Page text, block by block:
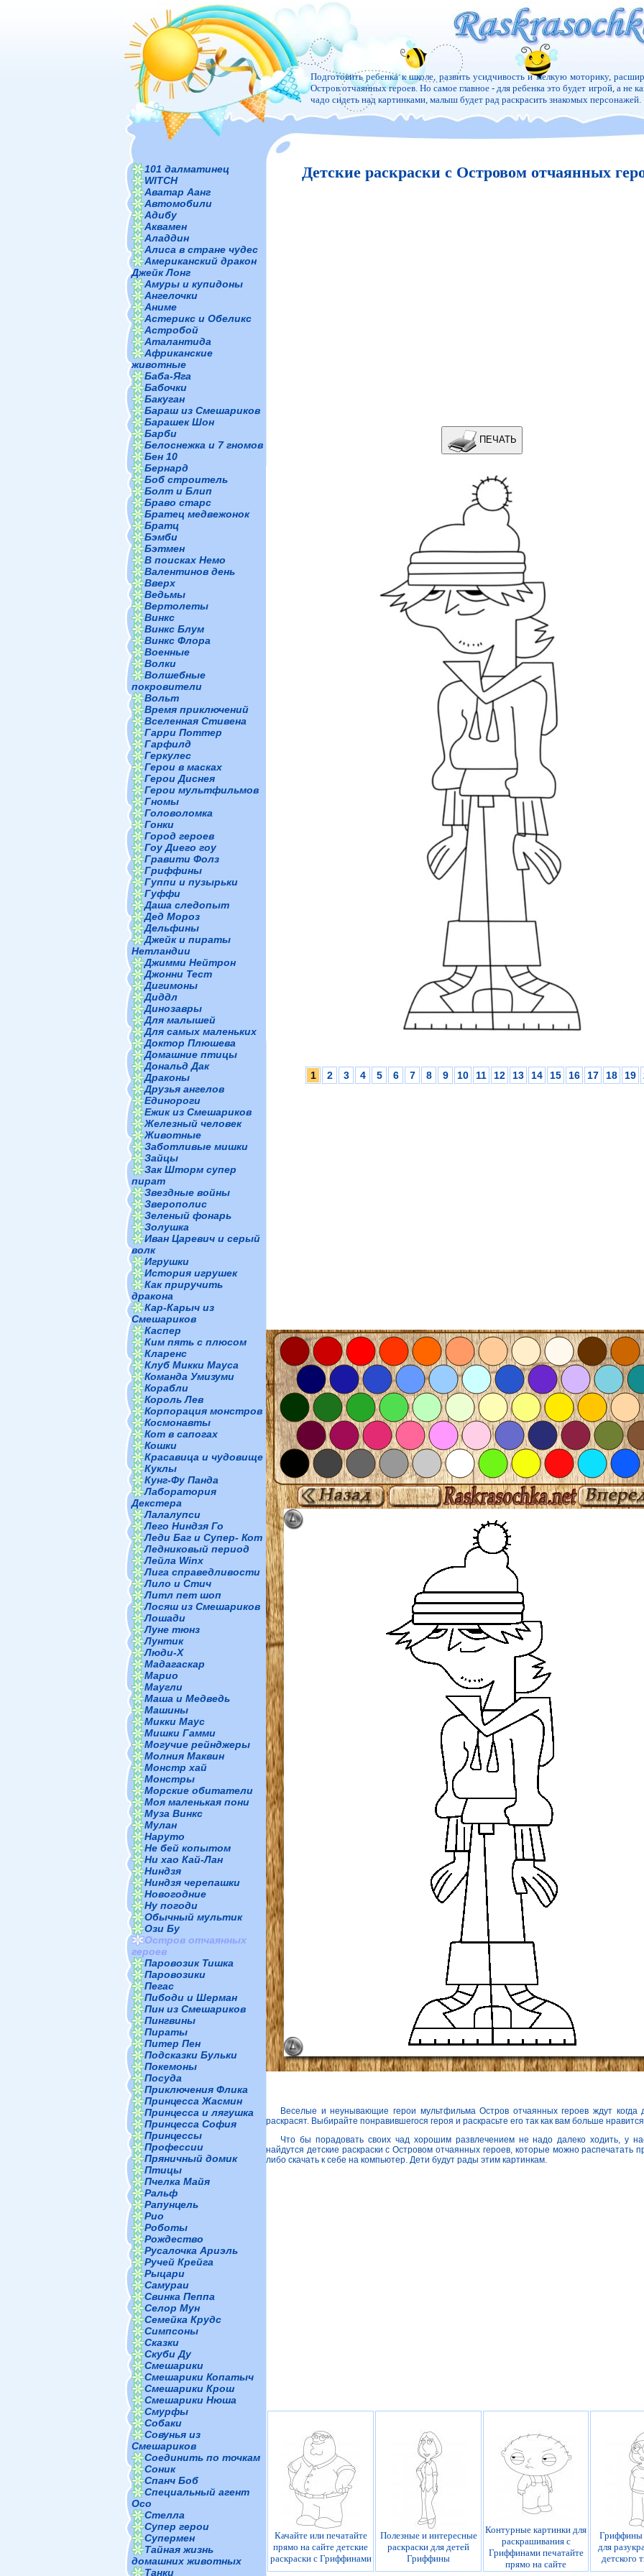
Подготовить ребенка к школе, развить усидчивость и мелкую моторику,
Остров отчаянных героев. Но самое главное - для ребенка это будет игрой, а не
чадо сидеть над картинками, малыш будет рад раскрасить знакомых персонажей.
101 далматинец
WITCH
Аватар Аанг
Автомобили
Адибу
Аквамен
Аладдин
Алиса в стране чудес
Американский дракон
Джейк Лонг
Амуры и купидоны
Ангелочки
Аниме
Астерикс и Обеликс
Астробой
Аталантида
Африканские
животные
Баба-Яга
Бабочки
Бакуган
Бараш из Смешариков
Барашек Шон
Барби
Белоснежка и 7 гномов
Бен 10
Бернард
Боб строитель
Болт и Блип
Браво старс
Братец медвежонок
Братц
Бэмби
Бэтмен
В поисках Немо
Валентинов день
Вверх
Ведьмы
Вертолеты
Винкс
Винкс Блум
Винкс Флора
Военные
Волки
Волшебные
покровители
Вольт
Время приключений
Вселенная Стивена
Гарри Поттер
Гарфилд
Геркулес
Герои в масках
Герои Диснея
Герои мультфильмов
Гномы
Головоломка
Гонки
Город героев
Гоу Диего гоу
Гравити Фолз
Гриффины
Гуппи и пузырьки
Гуффи
Даша следопыт
Дед Мороз
Дельфины
Джейк и пираты
Нетландии
Джимми Нейтрон
Джонни Тест
Дигимоны
Диддл
Динозавры
Для малышей
Для самых маленьких
Доктор Плюшева
Домашние птицы
Дональд Дак
Драконы
Друзья ангелов
Единороги
Ежик из Смешариков
Железный человек
Животные
Заботливые мишки
Зайцы
Зак Шторм супер
пират
Звездные войны
Зверополис
Зеленый фонарь
Золушка
Иван Царевич и серый
волк
Игрушки
История игрушек
Как приручить
дракона
Кар-Карыч из
Смешариков
Каспер
Ким пять с плюсом
Кларенс
Клуб Микки Мауса
Команда Умизуми
Корабли
Король Лев
Корпорация монстров
Космонавты
Кот в сапогах
Кошки
Красавица и чудовище
Куклы
Кунг-Фу Панда
Лаборатория
Декстера
Лалалупси
Лего Ниндзя Го
Леди Баг и Супер- Кот
Ледниковый период
Лейла Winx
Лига справедливости
Лило и Стич
Литл пет шоп
Лосяш из Смешариков
Лошади
Луне тюнз
Лунтик
Люди-Х
Мадагаскар
Марио
Маугли
Маша и Медведь
Машины
Микки Маус
Мишки Гамми
Могучие рейнджеры
Молния Маквин
Монстр хай
Монстры
Морские обитатели
Моя маленькая пони
Муза Винкс
Мулан
Наруто
Не бей копытом
Ни хао Кай-Лан
Ниндзя
Ниндзя черепашки
Новогодние
Ну погоди
Обычный мультик
Ози Бу
Остров отчаянных
героев
Паровозик Тишка
Паровозики
Пегас
Пибоди и Шерман
Пин из Смешариков
Пингвины
Пираты
Питер Пен
Подсказки Бульки
Покемоны
Посуда
Приключения Флика
Принцесса Жасмин
Принцесса и лягушка
Принцесса София
Принцессы
Профессии
Пряничный домик
Птицы
Пчелка Майя
Ральф
Рапунцель
Рио
Роботы
Рождество
Русалочка Ариэль
Ручей Крейга
Рыцари
Самураи
Свинка Пеппа
Селор Мун
Семейка Крудс
Симпсоны
Сказки
Скуби Ду
Смешарики
Смешарики Копатыч
Смешарики Крош
Смешарики Нюша
Смурфы
Собаки
Совунья из
Смешариков
Соединить по точкам
Соник
Спанч Боб
Специальный агент
Осо
Стелла
Супер герои
Супермен
Тайная жизнь
домашних животных
Танки
Детские раскраски с Островом отчаянных
ПЕЧАТЬ
1 2 3 4 5 6 7 8 9 10 11 12 13 14 15 16 17 18 19
Веселые и неунывающие герои мультфильма Остров отчаянных героев ждут когда
раскрасят. Выбирайте понравившегося героя и раскрасьте его так как вам больше
Что бы порадовать своих чад хорошим развлечением не надо далеко ходить, у
найдутся детские раскраски с Островом отчаянных героев, которые можно распечатать
либо скачать к себе на компьютер. Дети будут рады этим картинкам.
Качайте или печатайте
прямо на сайте детские
раскраски с Гриффинами
Полезные и интересные
раскраски для детей
Гриффины
Контурные картинки для
раскрашивания с
Гриффинами печатайте
прямо на сайте
Гриффины
для
детского